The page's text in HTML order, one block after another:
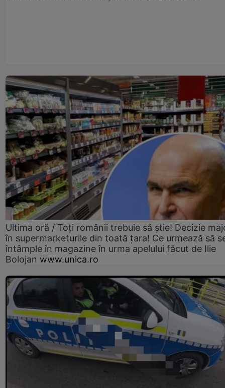
Ultima oră / Toți românii trebuie să știe! Decizie
în supermarketurile din toată țara! Ce urmează să
întâmple în magazine în urma apelului făcut de Ilie
Bolojan www.unica.ro